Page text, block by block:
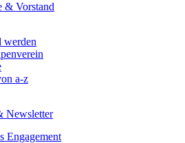
& Vorstand
werden
a-z
Newsletter
Engagement